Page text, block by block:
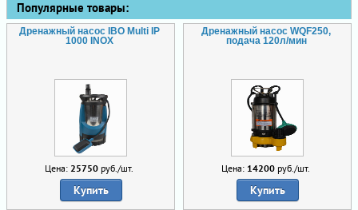
Популярные товары:
Дренажный насос IBO Multi IP
1000 INOX
Цена: 25750руб./шт.
Купить
Дренажный насос WQF250,
подача 120л/мин
Цена: 14200руб./шт.
Купить